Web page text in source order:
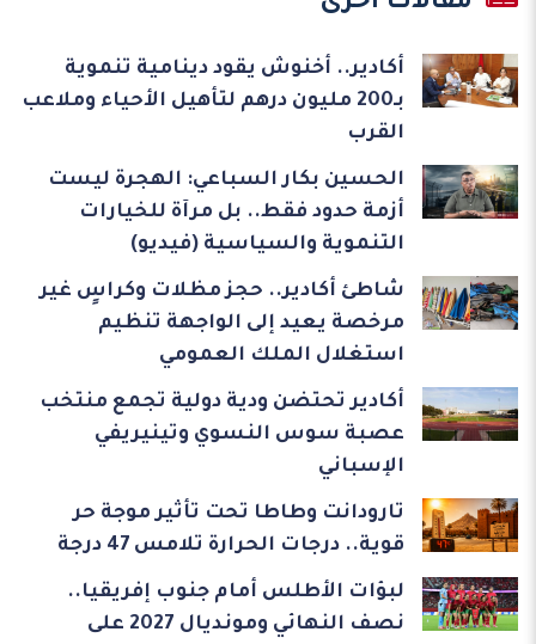
أكادير.. أخنوش يقود دينامية تنموية
بـ200 مليون درهم لتأهيل الأحياء وملاعب
القرب
الحسين بكار السباعي: الهجرة ليست
أزمة حدود فقط.. بل مرآة للخيارات
التنموية والسياسية (فيديو)
شاطئ أكادير.. حجز مظلات وكراسٍ غير
مرخصة يعيد إلى الواجهة تنظيم
استغلال الملك العمومي
أكادير تحتضن ودية دولية تجمع منتخب
عصبة سوس النسوي وتينيريفي
الإسباني
تارودانت وطاطا تحت تأثير موجة حر
قوية.. درجات الحرارة تلامس 47 درجة
لبؤات الأطلس أمام جنوب إفريقيا..
نصف النهائي ومونديال 2027 على